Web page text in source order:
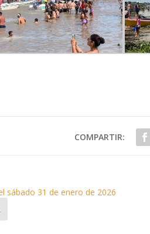
COMPARTIR:
sábado 31 de enero de 2026